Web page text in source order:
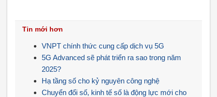
Tin mới hơn
VNPT chính thức cung cấp dịch vụ 5G
5G Advanced sẽ phát triển ra sao trong năm
2025?
Hạ tầng số cho kỷ nguyên công nghệ
Chuyển đổi số, kinh tế số là động lực mới cho